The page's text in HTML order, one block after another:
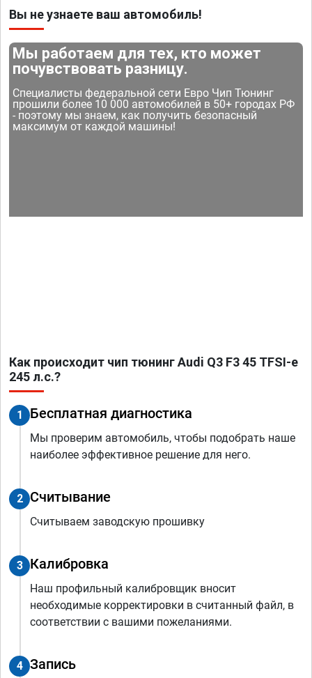
Вы не узнаете ваш автомобиль!
Мы работаем для тех, кто может
почувствовать разницу.
Специалисты федеральной сети Евро Чип Тюнинг
прошили более 10 000 автомобилей в 50+ городах РФ
- поэтому мы знаем, как получить безопасный
максимум от каждой машины!
Как происходит чип тюнинг Audi Q3 F3 45 TFSI-e
245 л.с.?
1 Бесплатная диагностика
Мы проверим автомобиль, чтобы подобрать наше
наиболее эффективное решение для него.
2 Считывание
Считываем заводскую прошивку
3 Калибровка
Наш профильный калибровщик вносит
необходимые корректировки в считанный файл, в
соответствии с вашими пожеланиями.
4 Запись